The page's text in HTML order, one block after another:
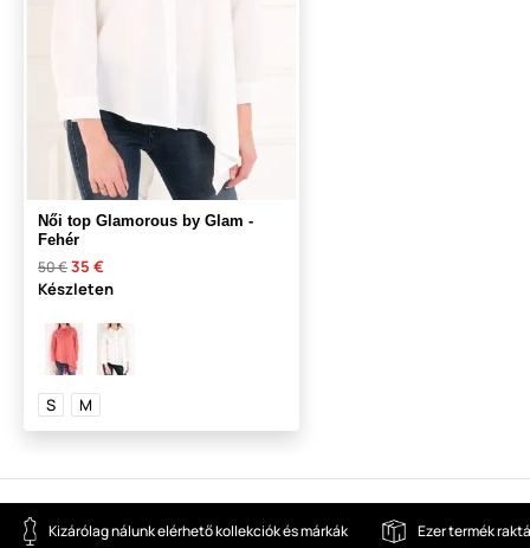
Női top Glamorous by Glam -
Fehér
50 €35 €
Készleten
S M
Kizárólag nálunk elérhető kollekciók és márkák Ezer termék